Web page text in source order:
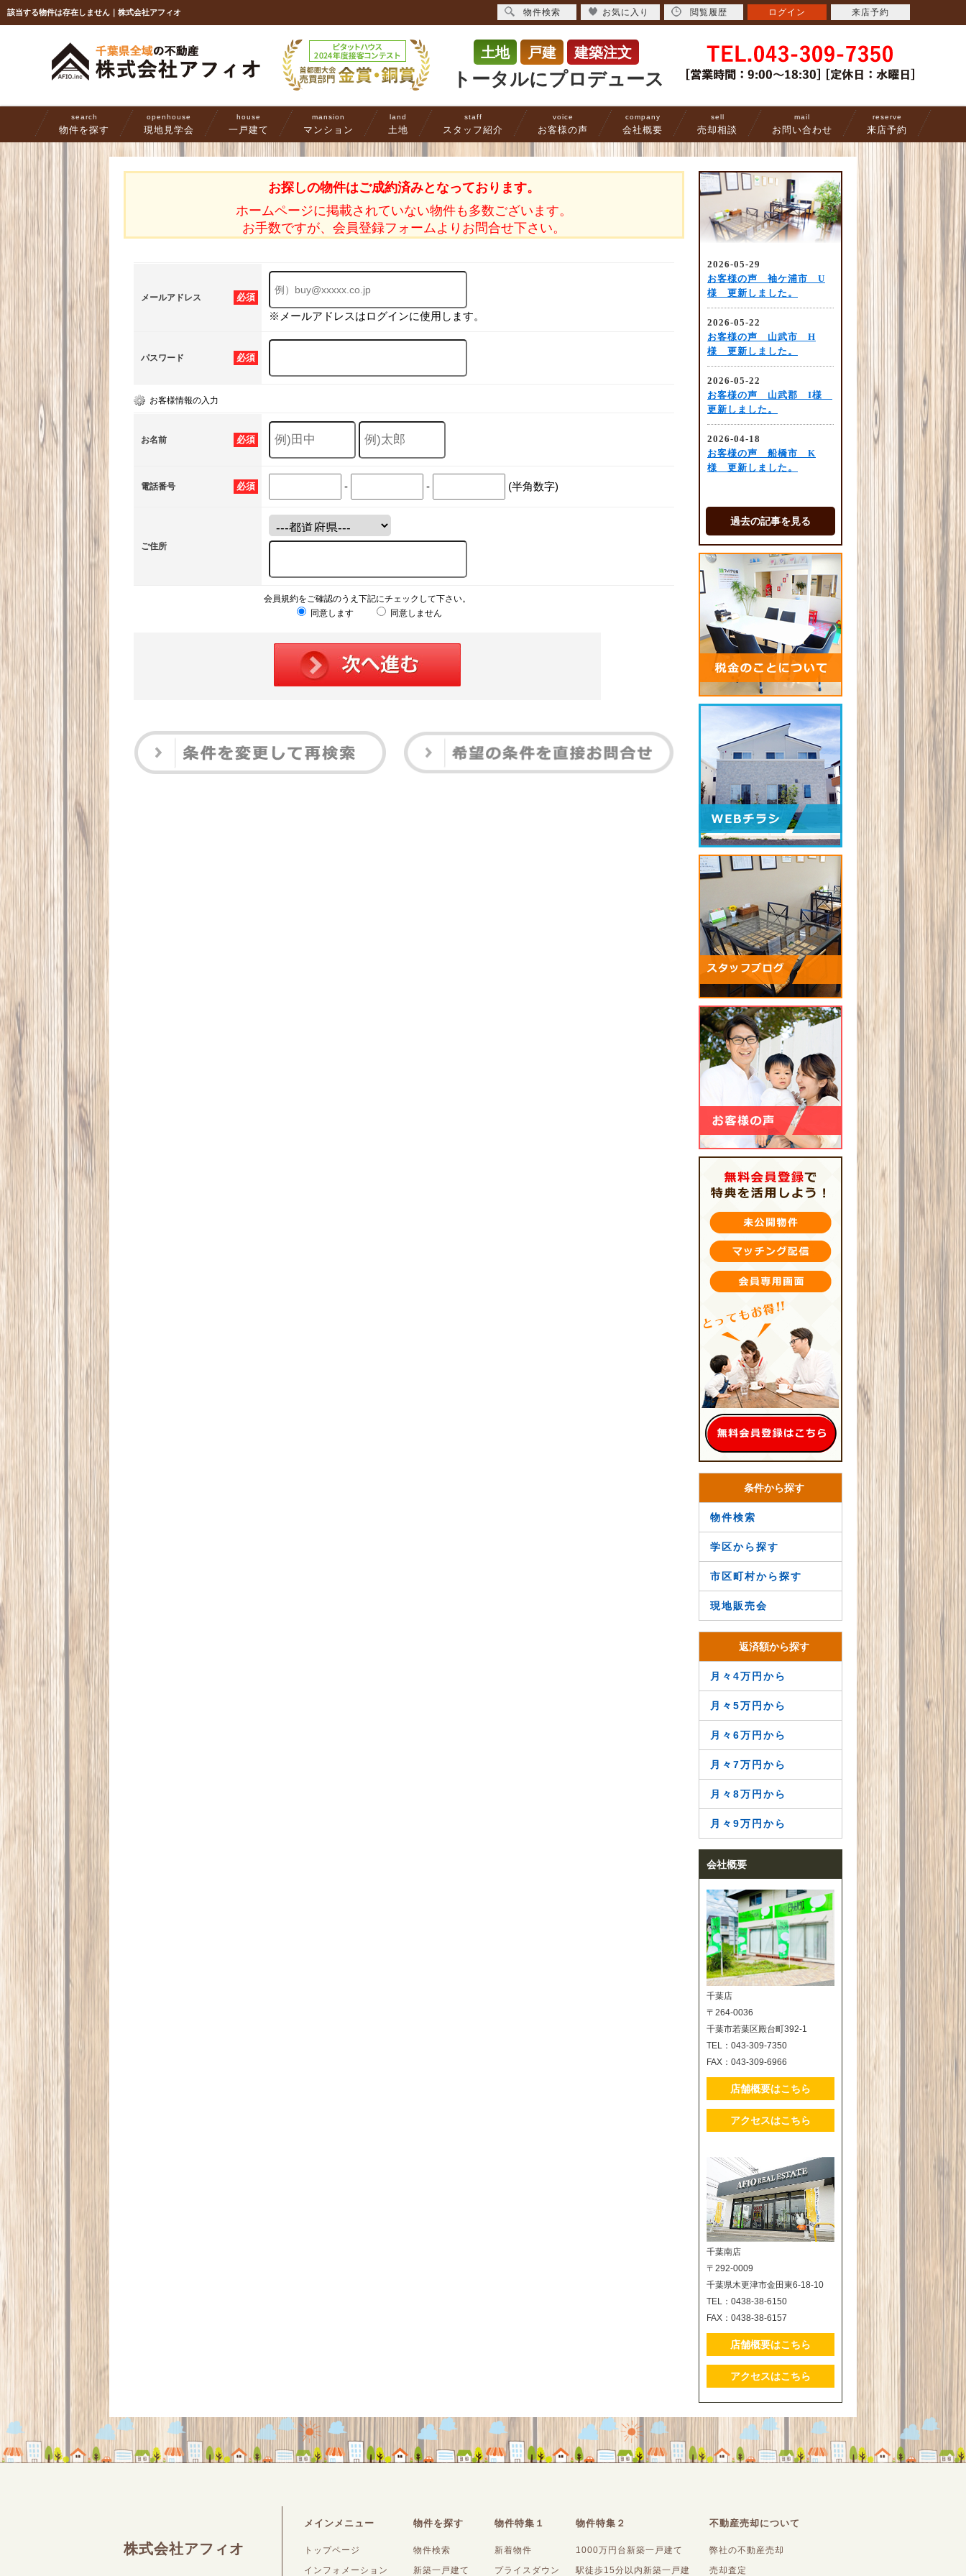
該当する物件は存在しません｜株式会社アフィオ
土地 戸建 建築注文
トータルにプロデュース
search
物件を探す
openhouse
現地見学会
house
一戸建て
mansion
マンション
land
土地
staff
スタッフ紹介
voice
お客様の声
company
会社概要
sell
売却相談
mail
お問い合わせ
reserve
来店予約
お探しの物件はご成約済みとなっております。
ホームページに掲載されていない物件も多数ございます。
お手数ですが、会員登録フォームよりお問合せ下さい。
必須
メールアドレス
※メールアドレスはログインに使用します。
必須
パスワード
お客様情報の入力
必須
お名前
必須
電話番号 - - (半角数字)
ご住所
会員規約をご確認のうえ下記にチェックして下さい。
同意します
同意しません
過去の記事を見る
条件から探す
物件検索
学区から探す
市区町村から探す
現地販売会
返済額から探す
月々4万円から
月々5万円から
月々6万円から
月々7万円から
月々8万円から
月々9万円から
会社概要
千葉店
〒264-0036
千葉市若葉区殿台町392-1
TEL：043-309-7350
FAX：043-309-6966
店舗概要はこちら
アクセスはこちら
千葉南店
〒292-0009
千葉県木更津市金田東6-18-10
TEL：0438-38-6150
FAX：0438-38-6157
店舗概要はこちら
アクセスはこちら
株式会社アフィオ
メインメニュー
トップページ
インフォメーション
物件を探す
物件検索
新築一戸建て
物件特集１
新着物件
プライスダウン
物件特集２
1000万円台新築一戸建て
駅徒歩15分以内新築一戸建
不動産売却について
弊社の不動産売却
売却査定
物件検索 お気に入り 閲覧履歴 ログイン 来店予約